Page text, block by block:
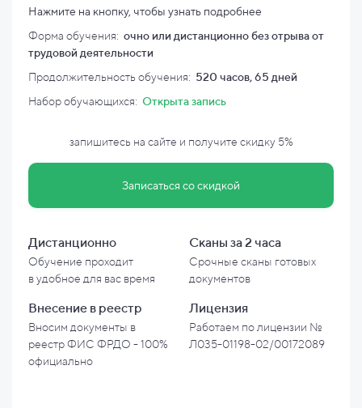
Нажмите на кнопку, чтобы узнать подробнее
Форма обучения: очно или дистанционно без отрыва от
трудовой деятельности
Продолжительность обучения: 520 часов, 65 дней
Набор обучающихся: Открыта запись
запишитесь на сайте и получите скидку 5%
Записаться со скидкой
Дистанционно
Обучение проходит
вудобное для вас время
Сканы за 2 часа
Срочные сканы готовых
документов
Внесение в реестр
Вносим документы в
реестр ФИС ФРДО - 100%
официально
Лицензия
Работаем по лицензии №
Л035-01198-02/00172089